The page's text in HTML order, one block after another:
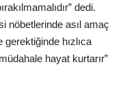
dedi.
nöbetlerinde asıl amaç
hızlıca
hayat kurtarır”